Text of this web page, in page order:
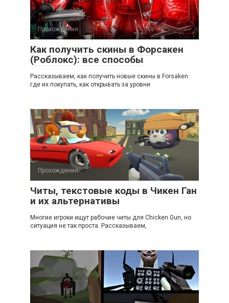
Прохождения
Как получить скины в Форсакен
(Роблокс): все способы
Рассказываем, как получить новые скины в Forsaken:
где их покупать, как открывать за уровни
Прохождения
Читы, текстовые коды в Чикен Ган
и их альтернативы
Многие игроки ищут рабочие читы для Chicken Gun, но
ситуация не так проста. Рассказываем,